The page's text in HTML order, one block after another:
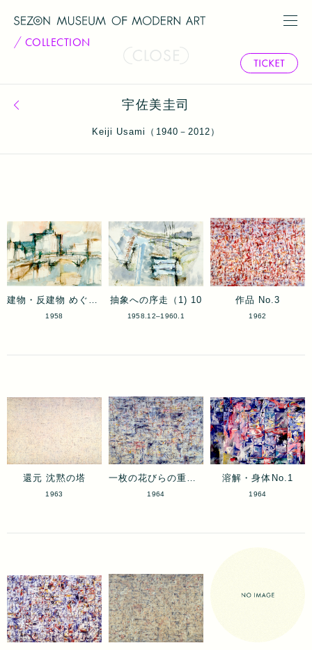
COLLECTION
コレクション一覧へ戻る宇佐美圭司
Keiji Usami（1940－2012）
建物・反建物 めぐり８
1958
抽象への序走（1) 10
1958.12–1960.1
作品 No.3
1962
還元 沈黙の塔
1963
一枚の花びらの重さに No.4
1964
溶解・身体No.1
1964